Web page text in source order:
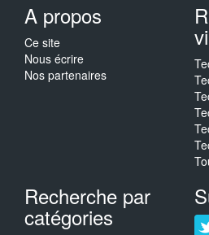
A propos
Ce site
Nous écrire
Nos partenaires
Recherche par
catégories